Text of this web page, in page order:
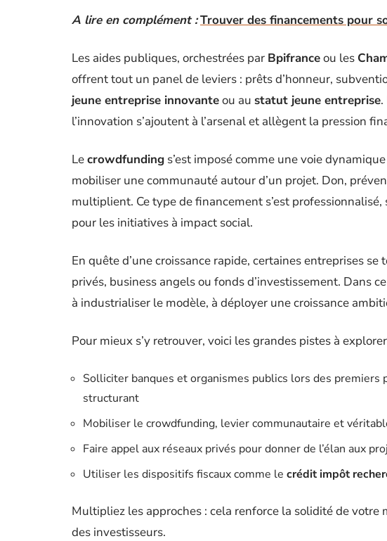
A lire en complément :Trouver des financements pour
Les aides publiques, orchestrées par Bpifranceou les
offrent tout un panel de leviers : prêts d’honneur,
jeune entreprise innovanteou au statut jeune entreprise.
l’innovation s’ajoutent à l’arsenal et allègent la pression
Lecrowdfunding s’est imposé comme une voie
mobiliser une communauté autour d’un projet. Don,
multiplient. Ce type de financement s’est
pour les initiatives à impact social.
En quête d’une croissance rapide, certaines entreprises se
privés, business angels ou fonds d’investissement. Dans
à industrialiser le modèle, à déployer une croissance
Pour mieux s’y retrouver, voici les grandes pistes à
Solliciter banques et organismes publics lors des premiers
structurant
Mobiliser le crowdfunding, levier communautaire et
Faire appel aux réseaux privés pour donner de l’élan aux
Utiliser les dispositifs fiscaux comme le crédit impôt
Multipliez les approches : cela renforce la solidité de
des investisseurs.